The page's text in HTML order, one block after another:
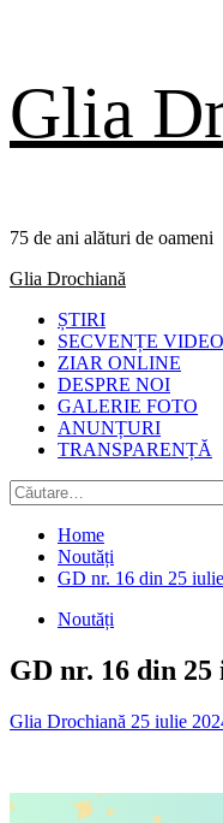
to
content
Glia
75 de ani alături de oameni
Primary
Glia Drochiană
ȘTIRI
SECVENȚE VIDEO
ZIAR ONLINE
DESPRE NOI
GALERIE FOTO
ANUNȚURI
TRANSPARENȚĂ
Caută
după:
Home
Noutăți
GD nr. 16 din 25 iulie
Noutăți
GD nr. 16 din 25
Glia Drochiană 25 iulie